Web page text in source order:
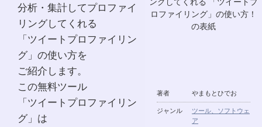
著者 やまもとひでお
ジャンル
ツール、ソフトウェ
ア
分析・集計してプロファイ
リングしてくれる
「ツイートプロファイリン
グ」の使い方を
ご紹介します。
この無料ツール
「ツイートプロファイリン
グ」は